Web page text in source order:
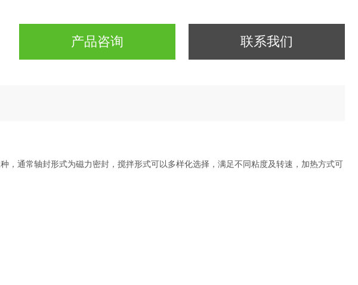
产品咨询 联系我们
，通常轴封形式为磁力密封，搅拌形式可以多样化选择，满足不同粘度及转速，加热方式可